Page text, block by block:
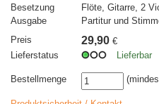
Besetzung
Flöte, Gitarre, 2
Ausgabe
Partitur und
Preis
29,90 €
Lieferstatus
Lieferbar
Bestellmenge